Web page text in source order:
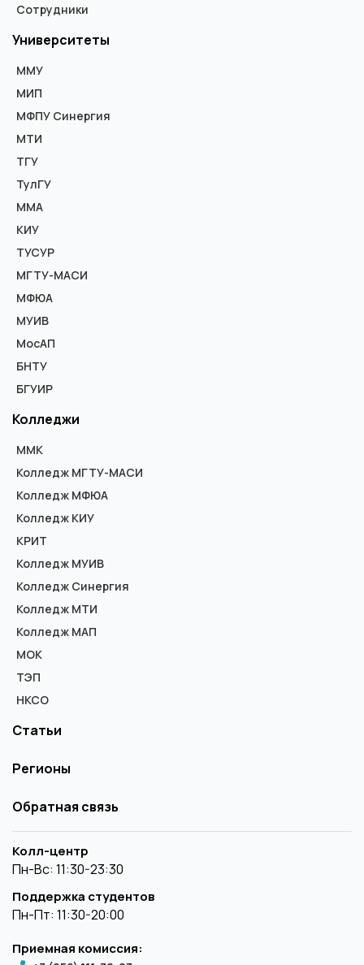
Сотрудники
Университеты
ММУ
МИП
МФПУ Синергия
МТИ
ТГУ
ТулГУ
ММА
КИУ
ТУСУР
МГТУ-МАСИ
МФЮА
МУИВ
МосАП
БНТУ
БГУИР
Колледжи
ММК
Колледж МГТУ-МАСИ
Колледж МФЮА
Колледж КИУ
КРИТ
Колледж МУИВ
Колледж Синергия
Колледж МТИ
Колледж МАП
МОК
ТЭП
НКСО
Статьи
Регионы
Обратная связь
Колл-центр
Пн-Вс: 11:30-23:30
Поддержка студентов
Пн-Пт: 11:30-20:00
Приемная комиссия: